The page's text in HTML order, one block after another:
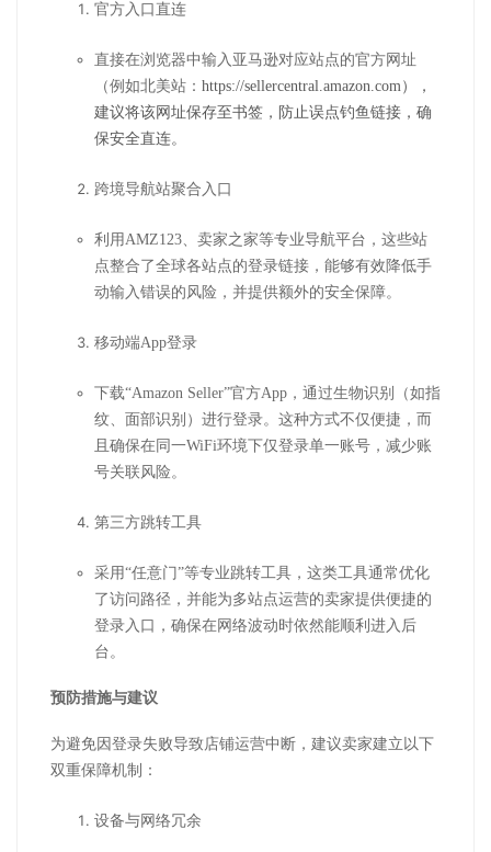
官方入口直连
直接在浏览器中输入亚马逊对应站点的官方网址
（例如北美站： https://sellercentral.amazon.com），
建议将该网址保存至书签，防止误点钓鱼链接，确
保安全直连。
跨境导航站聚合入口
利用AMZ123、卖家之家等专业导航平台，这些站
点整合了全球各站点的登录链接，能够有效降低手
动输入错误的风险，并提供额外的安全保障。
移动端App登录
下载“Amazon Seller”官方App，通过生物识别（如指
纹、面部识别）进行登录。这种方式不仅便捷，而
且确保在同一WiFi环境下仅登录单一账号，减少账
号关联风险。
第三方跳转工具
采用“任意门”等专业跳转工具，这类工具通常优化
了访问路径，并能为多站点运营的卖家提供便捷的
登录入口，确保在网络波动时依然能顺利进入后
台。
预防措施与建议
为避免因登录失败导致店铺运营中断，建议卖家建立以下
双重保障机制：
设备与网络冗余